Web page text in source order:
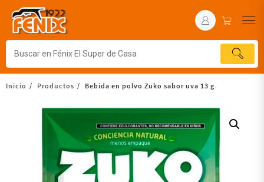
Inicio Productos Bebida en polvo Zuko sabor uva 13 g